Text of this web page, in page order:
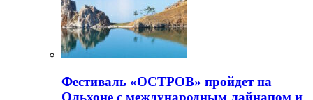
Фестиваль «ОСТРОВ» пройдет на
Ольхоне с международным лайнапом и